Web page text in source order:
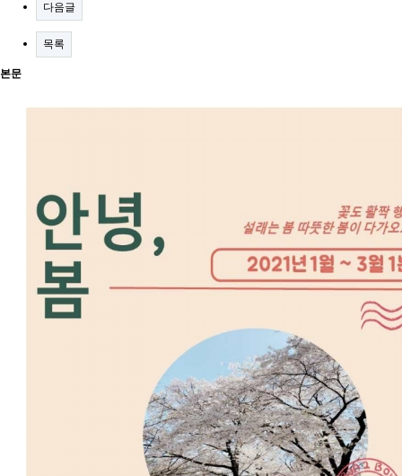
다음글
목록
본문